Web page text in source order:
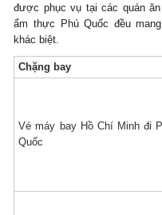
được phục vụ tại các quán
ẩm thực Phú Quốc đều
khác biệt.
Chặng bay
Vé máy bay Hồ Chí Minh đi
Quốc